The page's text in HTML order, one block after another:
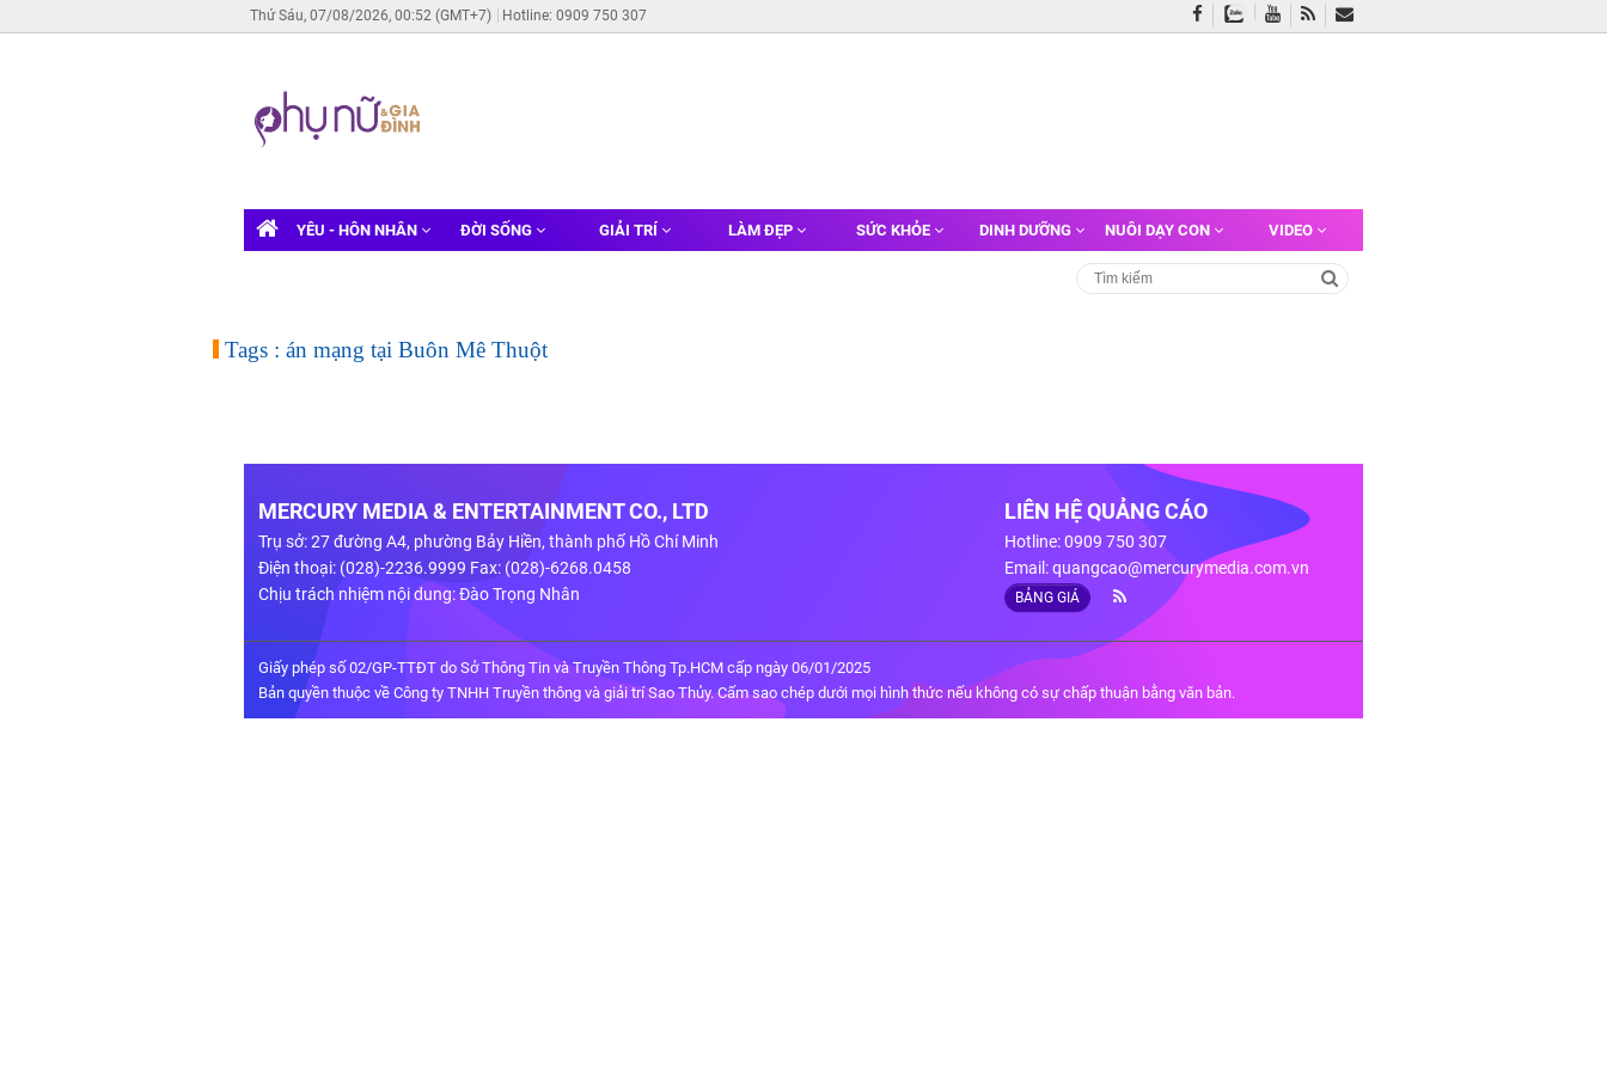
Thứ Sáu, 07/08/2026, 00:52 (GMT+7) Hotline: 0909 750 307
YÊU - HÔN NHÂN ĐỜI SỐNG GIẢI TRÍ LÀM ĐẸP SỨC KHỎE DINH DƯỠNG NUÔI DẠY CON VIDEO
Tags : án mạng tại Buôn Mê Thuột
MERCURY MEDIA & ENTERTAINMENT CO., LTD
Trụ sở: 27 đường A4, phường Bảy Hiền, thành phố Hồ Chí Minh
Điện thoại: (028)-2236.9999 Fax: (028)-6268.0458
Chịu trách nhiệm nội dung: Đào Trọng Nhân
LIÊN HỆ QUẢNG CÁO
Hotline: 0909 750 307
Email:quangcao@mercurymedia.com.vn
BẢNG GIÁ
Giấy phép số 02/GP-TTĐT do Sở Thông Tin và Truyền Thông Tp.HCM cấp ngày 06/01/2025
Bản quyền thuộc về Công ty TNHH Truyền thông và giải trí Sao Thủy. Cấm sao chép dưới mọi hình thức nếu không có sự chấp thuận bằng văn bản.